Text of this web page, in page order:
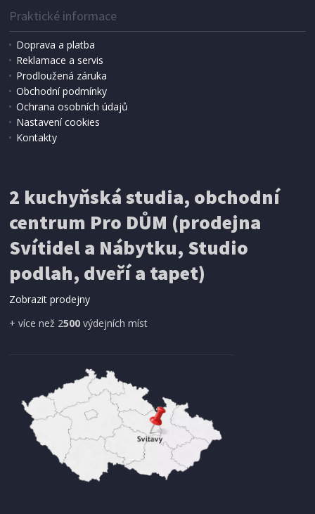
205 Kč
234 Kč Přidat do košíku
KLEŠTĚ SEEGER
Extol Premium (8813514) zahnuté vnější,
Praktické informace
Doprava a platba
Reklamace a servis
Prodloužená záruka
Obchodní podmínky
Ochrana osobních údajů
Nastavení cookies
Kontakty
2 kuchyňská studia, obchodní
centrum Pro DŮM (prodejna
Svítidel a Nábytku, Studio
podlah, dveří a tapet)
Zobrazit prodejny
+ více než 2500 výdejních míst